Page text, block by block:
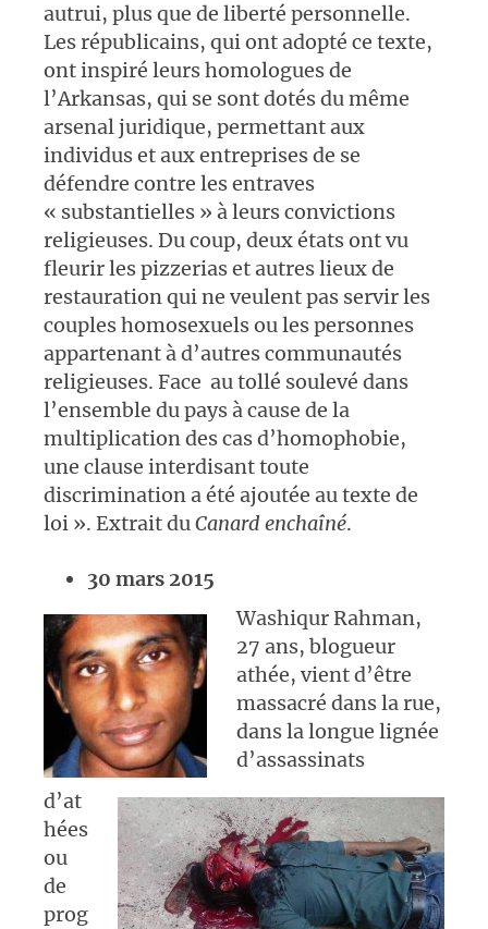
autrui, plus que de liberté personnelle.
Les républicains, qui ont adopté ce texte,
ont inspiré leurs homologues de
l’Arkansas, qui se sont dotés du même
arsenal juridique, permettant aux
individus et aux entreprises de se
défendre contre les entraves
« substantielles » à leurs convictions
religieuses. Du coup, deux états ont vu
fleurir les pizzerias et autres lieux de
restauration qui ne veulent pas servir les
couples homosexuels ou les personnes
appartenant à d’autres communautés
religieuses. Face au tollé soulevé dans
l’ensemble du pays à cause de la
multiplication des cas d’homophobie,
une clause interdisant toute
discrimination a été ajoutée au texte de
loi ». Extrait duCanard enchaîné.
30 mars 2015
Washiqur Rahman,
27 ans, blogueur
athée, vient d’être
massacré dans la rue,
dans la longue lignée
d’assassinats
d’at
hées
ou
de
prog